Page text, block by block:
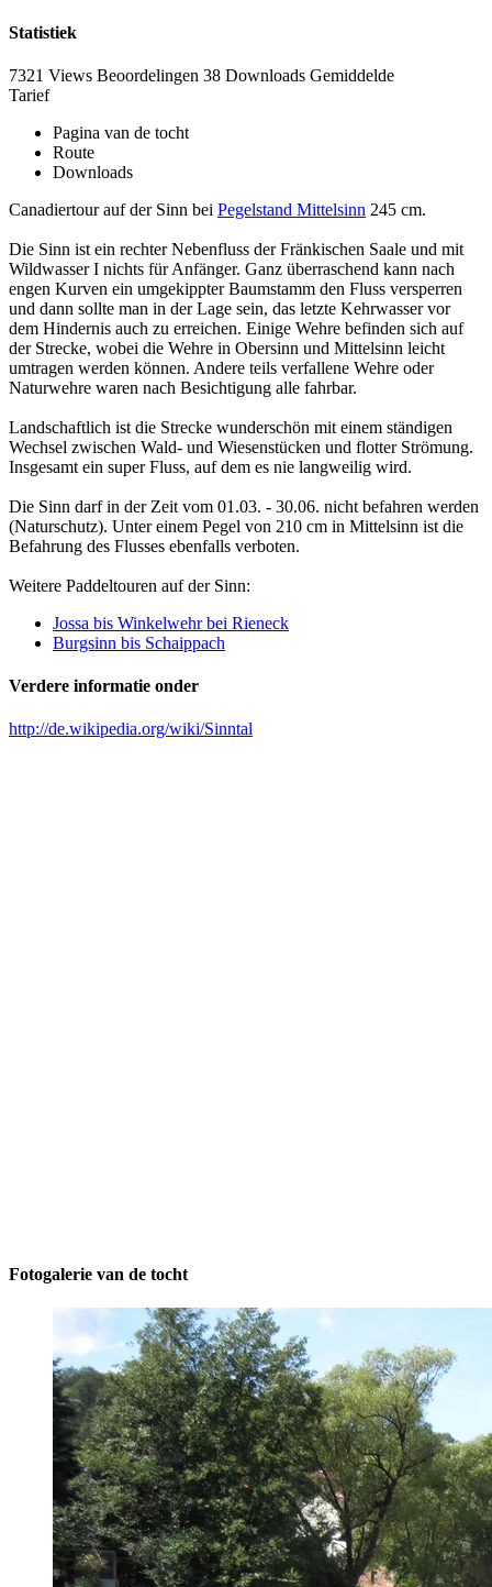
Statistiek
7321 Views Beoordelingen 38 Downloads Gemiddelde
Tarief
Pagina van de tocht
Route
Downloads
Canadiertour auf der Sinn bei Pegelstand Mittelsinn 245 cm.
Die Sinn ist ein rechter Nebenfluss der Fränkischen Saale und mit
Wildwasser I nichts für Anfänger. Ganz überraschend kann nach
engen Kurven ein umgekippter Baumstamm den Fluss versperren
und dann sollte man in der Lage sein, das letzte Kehrwasser vor
dem Hindernis auch zu erreichen. Einige Wehre befinden sich auf
der Strecke, wobei die Wehre in Obersinn und Mittelsinn leicht
umtragen werden können. Andere teils verfallene Wehre oder
Naturwehre waren nach Besichtigung alle fahrbar.
Landschaftlich ist die Strecke wunderschön mit einem ständigen
Wechsel zwischen Wald- und Wiesenstücken und flotter Strömung.
Insgesamt ein super Fluss, auf dem es nie langweilig wird.
Die Sinn darf in der Zeit vom 01.03. - 30.06. nicht befahren werden
(Naturschutz). Unter einem Pegel von 210 cm in Mittelsinn ist die
Befahrung des Flusses ebenfalls verboten.
Weitere Paddeltouren auf der Sinn:
Jossa bis Winkelwehr bei Rieneck
Burgsinn bis Schaippach
Verdere informatie onder
http://de.wikipedia.org/wiki/Sinntal
Fotogalerie van de tocht